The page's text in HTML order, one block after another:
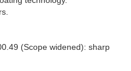
(Scope widened): sharp